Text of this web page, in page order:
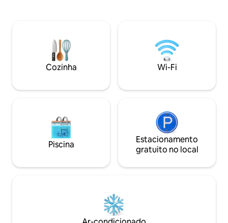
hóspedes individuais. A estadia perfeita
para uma visita de fim de semana ou de
uma semana, ainda melhor para estadias
de longa duração, com todos os
totalmente equipada. DSTV, Wi-Fi e
Cozinha Wi-Fi
Piscina
Estacionamento
gratuito no local